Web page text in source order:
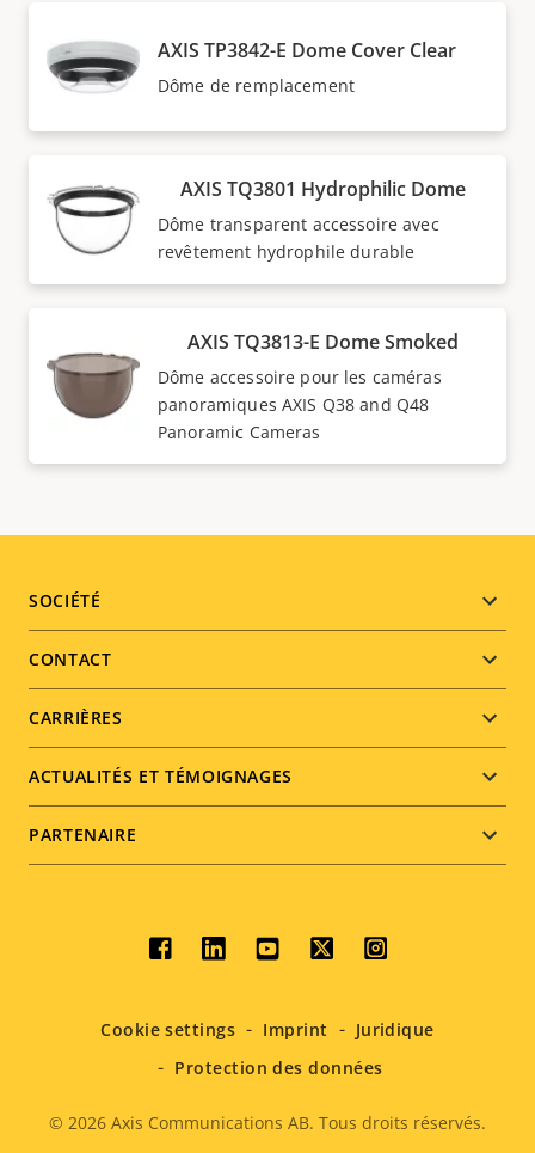
AXIS TP3842-E Dome Cover Clear
Dôme de remplacement
AXIS TQ3801 Hydrophilic Dome
Dôme transparent accessoire avec
revêtement hydrophile durable
AXIS TQ3813-E Dome Smoked
Dôme accessoire pour les caméras
panoramiques AXIS Q38 and Q48
Panoramic Cameras
Footer
menu
SOCIÉTÉ
CONTACT
CARRIÈRES
ACTUALITÉS ET TÉMOIGNAGES
PARTENAIRE
Social
menu
Legal
© 2026 Axis Communications AB. Tous droits réservés.
Cookie settings Imprint
Juridique
Protection des données